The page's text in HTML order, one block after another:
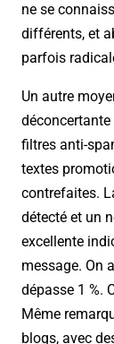
ne se
différents, et
parfois
Un autre
filtres anti-
textes
contrefaites.
détecté et un
excellente
message. On
dépasse 1 %.
Même
blogs, avec